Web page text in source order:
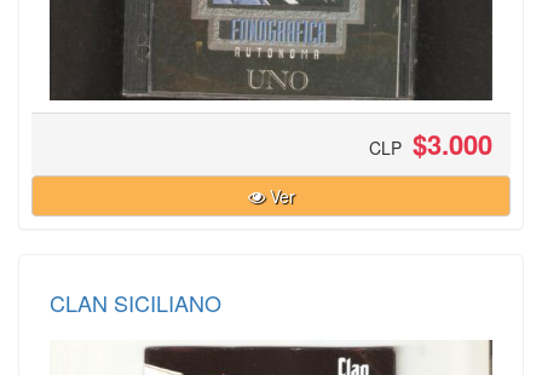
CLP $3.000
Ver
CLAN SICILIANO